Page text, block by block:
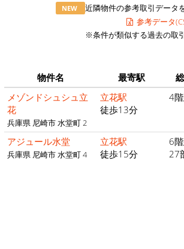
NEW
近隣物件の参考取引データ
参考データ
※条件が類似する過去の取
物件名 最寄駅
メゾンドシュシュ立
花
兵庫県 尼崎市 水堂町 2
立花駅
徒歩13分
4
アジュール水堂
兵庫県 尼崎市 水堂町 4
立花駅
徒歩15分
6
27